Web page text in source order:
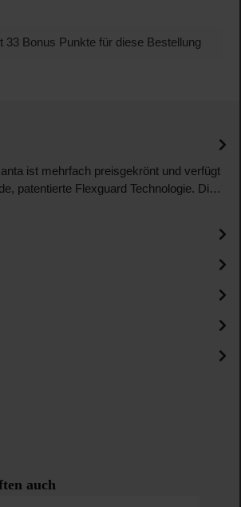
33 Bonus Punkte für diese Bestellung
ist mehrfach preisgekrönt und verfügt
patentierte Flexguard Technologie. Di…
auch